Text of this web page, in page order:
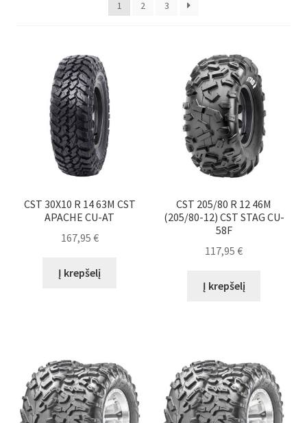
Kontaktai
1
2 3
CST 30X10 R 14 63M CST
APACHE CU-AT
167,95 €
Į krepšelį
CST 205/80 R 12 46M
(205/80-12) CST STAG CU-
58F
117,95€
Į krepšelį